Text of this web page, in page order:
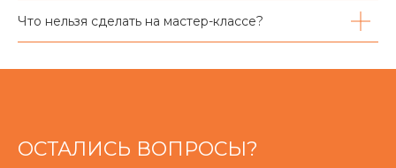
Что нельзя сделать на мастер-классе?
ОСТАЛИСЬ ВОПРОСЫ?